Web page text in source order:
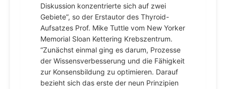
Diskussion konzentrierte sich auf zwei
Gebiete”, so der Erstautor des Thyroid-
Aufsatzes Prof. Mike Tuttle vom New Yorker
Memorial Sloan Kettering Krebszentrum.
“Zunächst einmal ging es darum, Prozesse
der Wissensverbesserung und die Fähigkeit
zur Konsensbildung zu optimieren. Darauf
bezieht sich das erste der neun Prinzipien